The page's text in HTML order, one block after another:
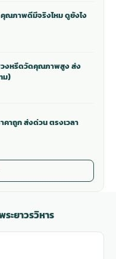
ณภาพดีมีจริงไหม ดูยังไง
งหรีดวัดคุณภาพสูง ส่ง
ม)
าถูก ส่งด่วน ตรงเวลา
ะยาวรวิหาร